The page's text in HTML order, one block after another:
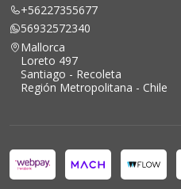
+56227355677
56932572340
Mallorca
Loreto 497
Santiago - Recoleta
Región Metropolitana - Chile